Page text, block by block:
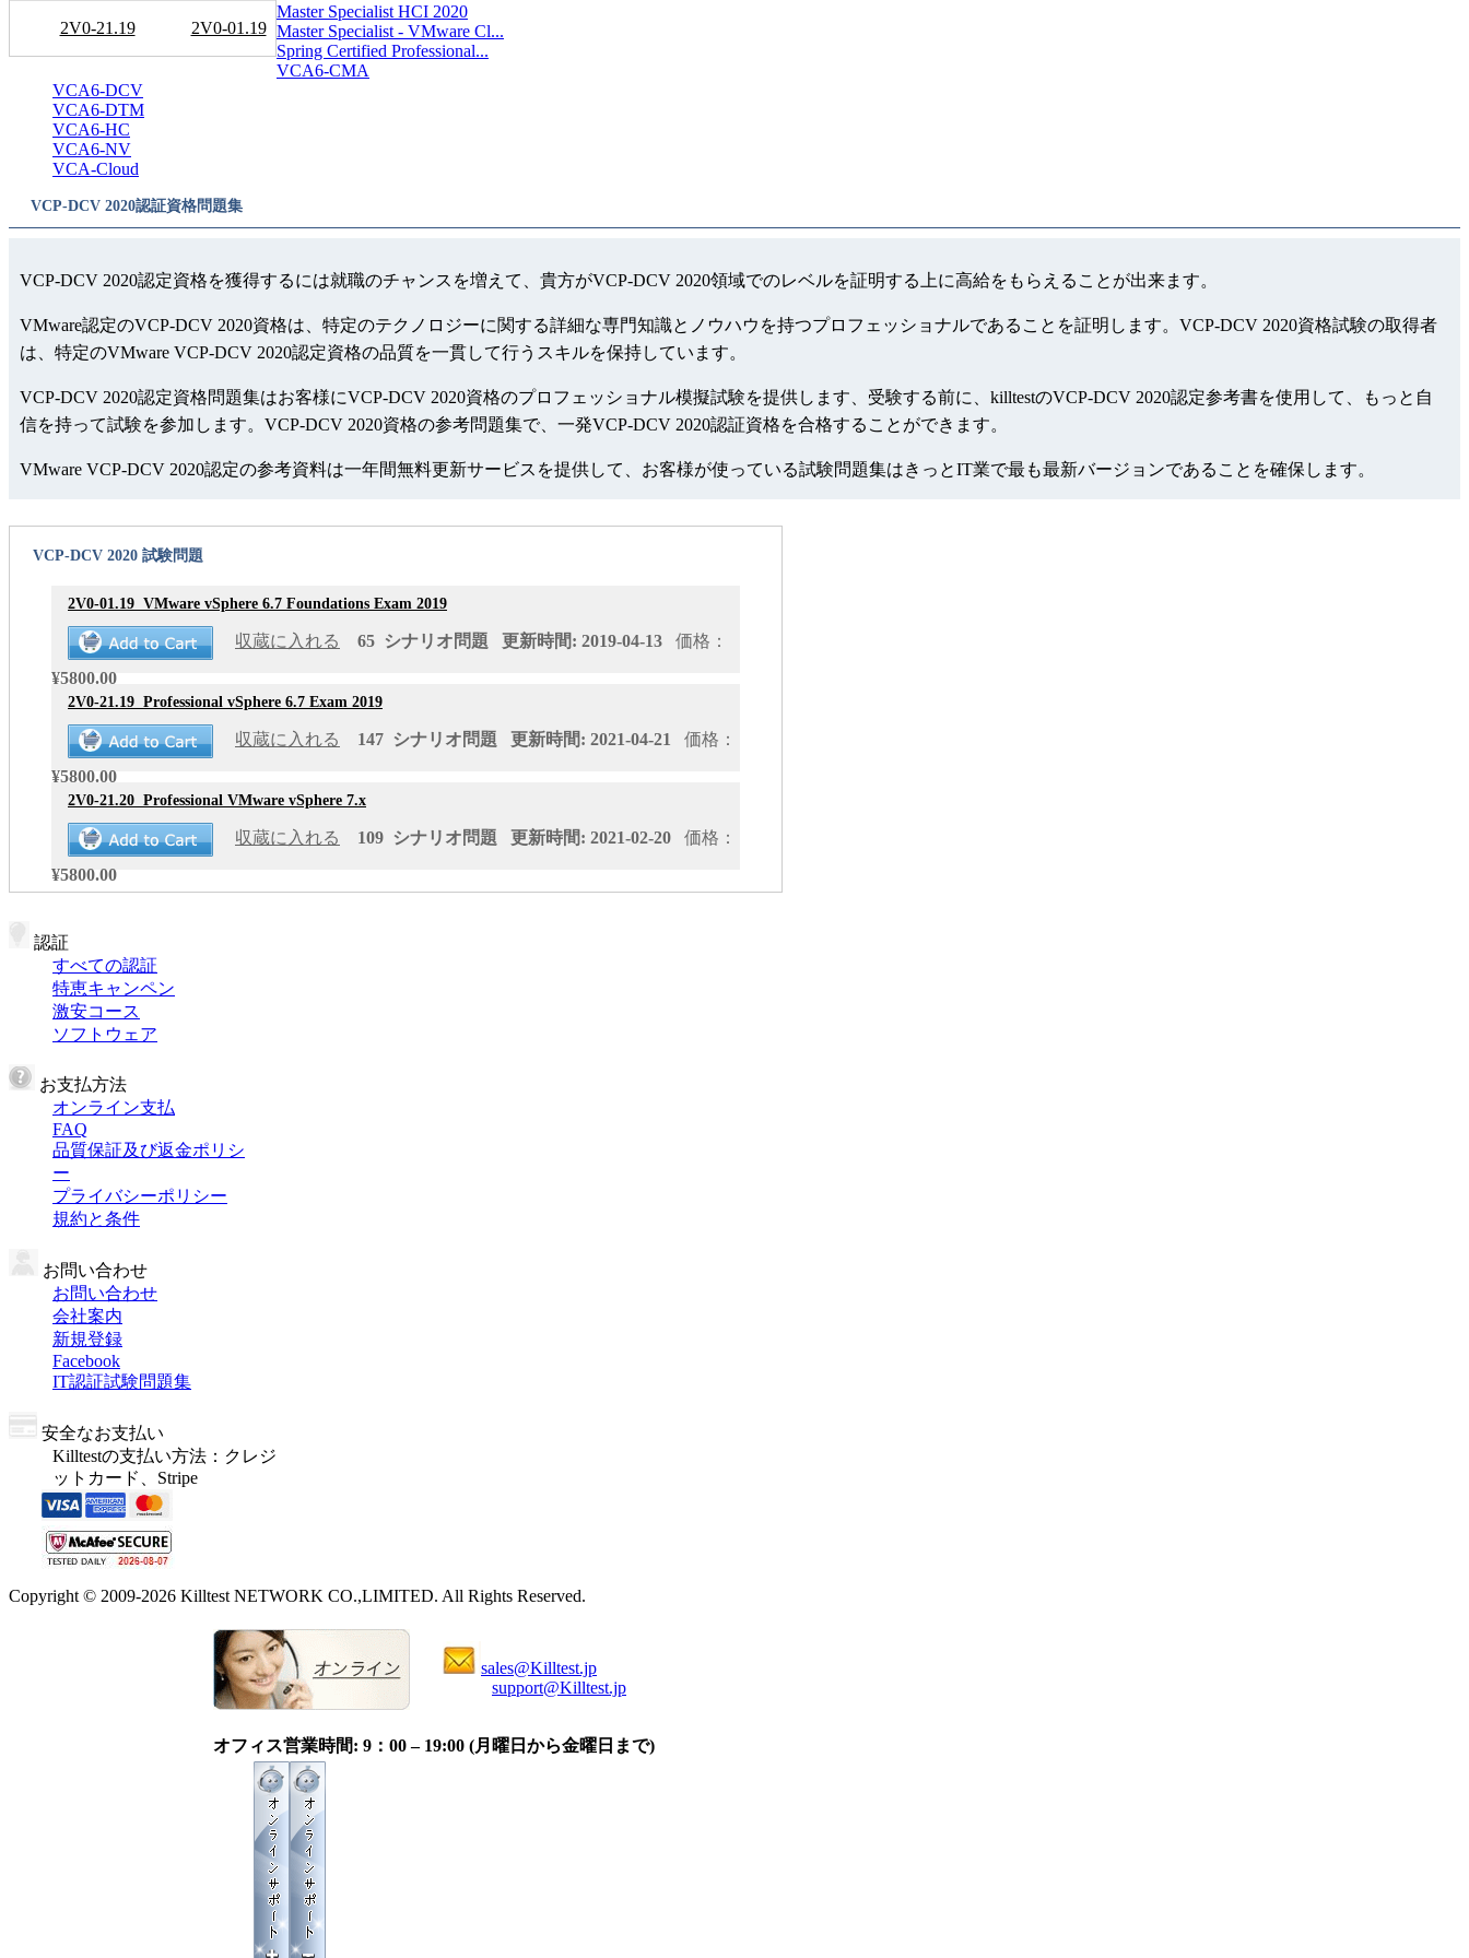
2V0-21.19 2V0-01.19
Master Specialist HCI 2020
Master Specialist - VMware Cl...
Spring Certified Professional...
VCA6-CMA
VCA6-DCV
VCA6-DTM
VCA6-HC
VCA6-NV
VCA-Cloud
VCP-DCV 2020認証資格問題集
VCP-DCV 2020認定資格を獲得するには就職のチャンスを増えて、貴方がVCP-DCV 2020領域でのレベルを証明する上に高給をもらえることが出来ます。
VMware認定のVCP-DCV 2020資格は、特定のテクノロジーに関する詳細な専門知識とノウハウを持つプロフェッショナルであることを証明します。VCP-DCV 2020資格試験の取得者
は、特定のVMware VCP-DCV 2020認定資格の品質を一貫して行うスキルを保持しています。
VCP-DCV 2020認定資格問題集はお客様にVCP-DCV 2020資格のプロフェッショナル模擬試験を提供します、受験する前に、killtestのVCP-DCV 2020認定参考書を使用して、もっと自
信を持って試験を参加します。VCP-DCV 2020資格の参考問題集で、一発VCP-DCV 2020認証資格を合格することができます。
VMware VCP-DCV 2020認定の参考資料は一年間無料更新サービスを提供して、お客様が使っている試験問題集はきっとIT業で最も最新バージョンであることを確保します。
VCP-DCV 2020 試験問題
2V0-01.19 VMware vSphere 6.7 Foundations Exam 2019
収蔵に入れる 65 シナリオ問題 更新時間: 2019-04-13
価格：
¥5800.00
2V0-21.19 Professional vSphere 6.7 Exam 2019
収蔵に入れる 147 シナリオ問題 更新時間: 2021-04-21
価格：
¥5800.00
2V0-21.20 Professional VMware vSphere 7.x
収蔵に入れる 109 シナリオ問題 更新時間: 2021-02-20
価格：
¥5800.00
認証
すべての認証
特恵キャンペン
激安コース
ソフトウェア
お支払方法
オンライン支払
FAQ
品質保証及び返金ポリシ
ー
プライバシーポリシー
規約と条件
お問い合わせ
お問い合わせ
会社案内
新規登録
Facebook
IT認証試験問題集
安全なお支払い
Killtestの支払い方法：クレジ
ットカード、Stripe
Copyright © 2009-2026 Killtest NETWORK CO.,LIMITED. All Rights Reserved.
sales@Killtest.jp
support@Killtest.jp
オフィス営業時間: 9：00 – 19:00 (月曜日から金曜日まで)